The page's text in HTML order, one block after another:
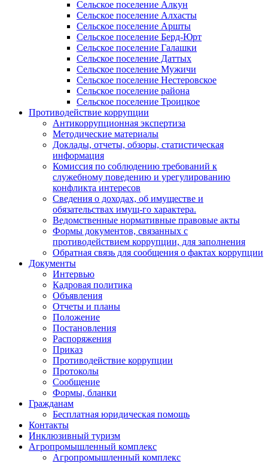
Сельское поселение Алкун
Сельское поселение Алхасты
Сельское поселение Аршты
Сельское поселение Берд-Юрт
Сельское поселение Галашки
Сельское поселение Даттых
Сельское поселение Мужичи
Сельское поселение Нестеровское
Сельское поселение района
Сельское поселение Троицкое
Противодействие коррупции
Антикоррупционная экспертиза
Методические материалы
Доклады, отчеты, обзоры, статистическая
информация
Комиссия по соблюдению требований к
служебному поведению и урегулированию
конфликта интересов
Сведения о доходах, об имуществе и
обязательствах имущ-го характера.
Ведомственные нормативные правовые акты
Формы документов, связанных с
противодействием коррупции, для заполнения
Обратная связь для сообщения о фактах коррупции
Документы
Интервью
Кадровая политика
Объявления
Отчеты и планы
Положение
Постановления
Распоряжения
Приказ
Противодействие коррупции
Протоколы
Сообщение
Формы, бланки
Гражданам
Бесплатная юридическая помощь
Контакты
Инклюзивный туризм
Агропромышленный комплекс
Агропромышленный комплекс